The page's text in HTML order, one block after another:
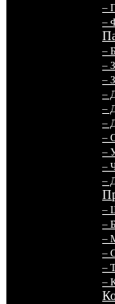
–
–
–
–
–
–
–
–
–
–
–
–
–
–
–
–
–
–